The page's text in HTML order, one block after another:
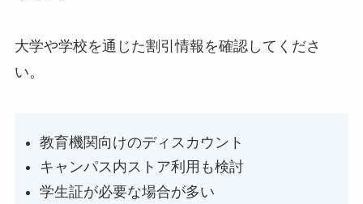
大学や学校を通じた割引情報を確認してくださ
い。
教育機関向けのディスカウント
キャンパス内ストア利用も検討
学生証が必要な場合が多い